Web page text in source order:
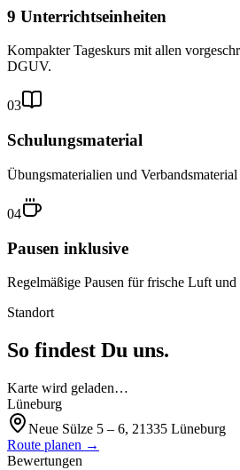
9 Unterrichtseinheiten
Kompakter Tageskurs mit allen
DGUV.
03
Schulungsmaterial
Übungsmaterialien und
04
Pausen inklusive
Regelmäßige Pausen für frische Luft
Standort
So findest Du uns.
Karte wird geladen…
Lüneburg
Neue Sülze 5 – 6, 21335 Lüneburg
Route planen →
Bewertungen